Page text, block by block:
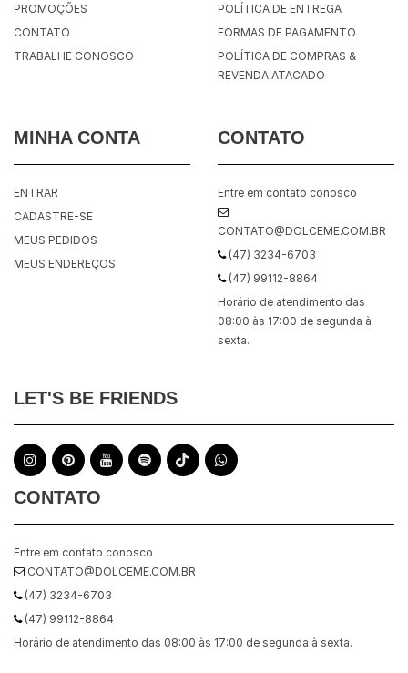
PROMOÇÕES
CONTATO
TRABALHE CONOSCO
POLÍTICA DE ENTREGA
FORMAS DE PAGAMENTO
POLÍTICA DE COMPRAS &
REVENDA ATACADO
MINHA CONTA
ENTRAR
CADASTRE-SE
MEUS PEDIDOS
MEUS ENDEREÇOS
CONTATO
Entre em contato conosco
CONTATO@DOLCEME.COM.BR
(47) 3234-6703
(47) 99112-8864
Horário de atendimento das
08:00 às 17:00 de segunda à
sexta.
LET'S BE FRIENDS
CONTATO
Entre em contato conosco
CONTATO@DOLCEME.COM.BR
(47) 3234-6703
(47) 99112-8864
Horário de atendimento das 08:00 às 17:00 de segunda à sexta.